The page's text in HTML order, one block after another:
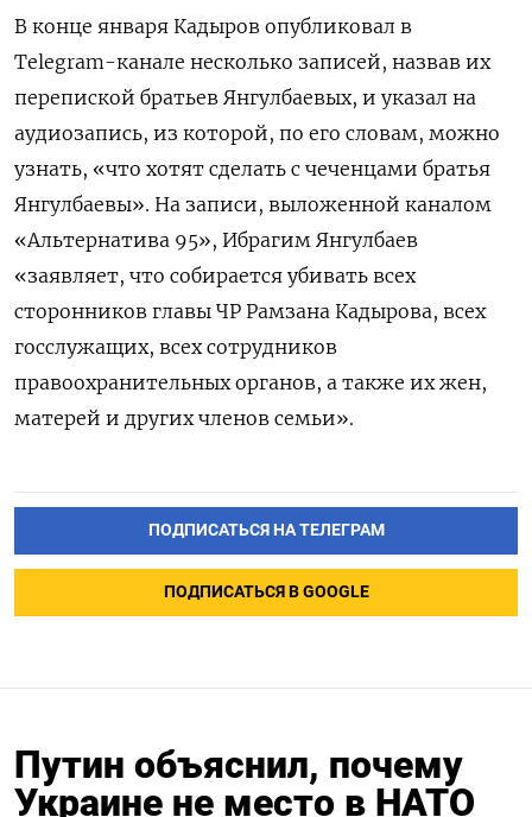
В конце января Кадыров опубликовал в
Telegram-канале несколько записей, назвав их
перепиской братьев Янгулбаевых, и указал на
аудиозапись, из которой, по его словам, можно
узнать, «что хотят сделать с чеченцами братья
Янгулбаевы». На записи, выложенной каналом
«Альтернатива 95», Ибрагим Янгулбаев
«заявляет, что собирается убивать всех
сторонников главы ЧР Рамзана Кадырова, всех
госслужащих, всех сотрудников
правоохранительных органов, а также их жен,
матерей и других членов семьи».
ПОДПИСАТЬСЯ НА ТЕЛЕГРАМ
ПОДПИСАТЬСЯ В GOOGLE
Путин объяснил, почему
Украине не место в НАТО